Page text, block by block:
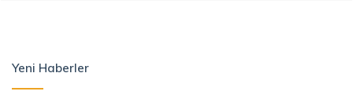
Yeni Haberler